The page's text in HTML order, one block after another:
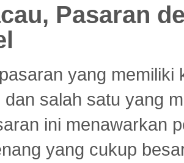
Pasaran
yang
dan salah satu yang
ini menawarkan
yang cukup